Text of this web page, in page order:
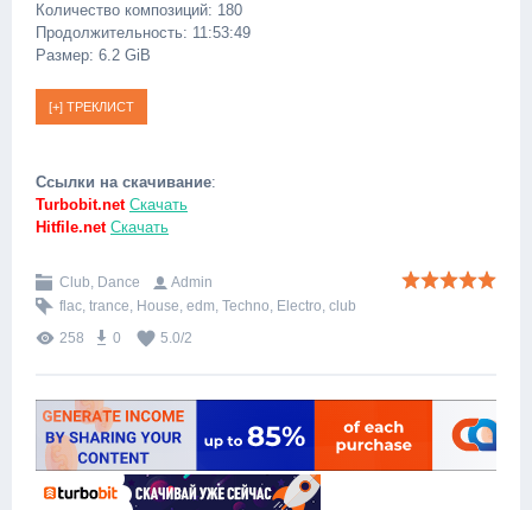
Количество композиций: 180
Продолжительность: 11:53:49
Размер: 6.2 GiB
Ссылки на скачивание:
Turbobit.net Скачать
Hitfile.net Скачать
Club, Dance
Admin
flac, trance, House, edm, Techno, Electro, club
258
0 5.0/2